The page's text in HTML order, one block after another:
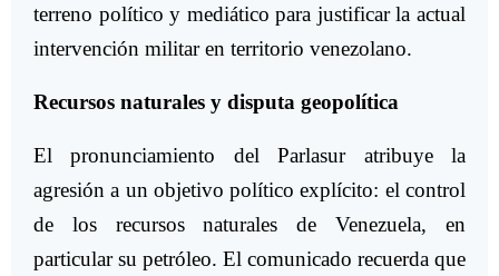
terreno político y mediático para justificar la actual
intervención militar en territorio venezolano.
Recursos naturales y disputa geopolítica
El pronunciamiento del Parlasur atribuye la
agresión a un objetivo político explícito: el control
de los recursos naturales de Venezuela, en
particular su petróleo. El comunicado recuerda que